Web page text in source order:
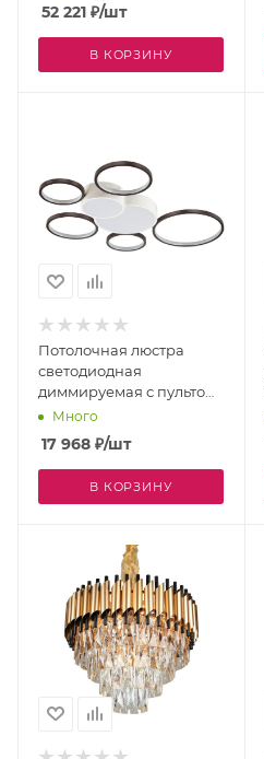
52 221 ₽/шт
В КОРЗИНУ
Потолочная люстра
светодиодная
диммируемая с пультом
Norbert 5254/99CL
Много
17 968 ₽/шт
В КОРЗИНУ